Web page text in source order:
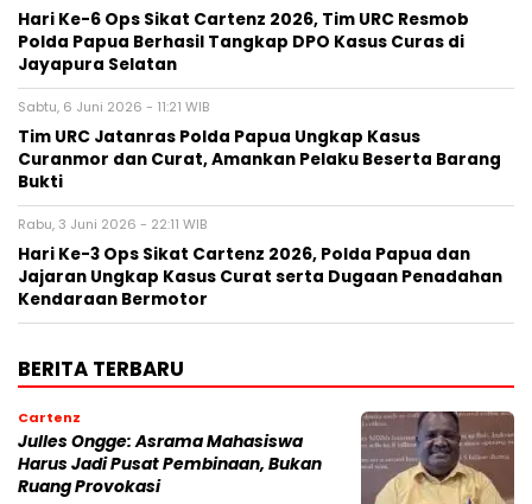
Hari Ke-6 Ops Sikat Cartenz 2026, Tim URC Resmob
Polda Papua Berhasil Tangkap DPO Kasus Curas di
Jayapura Selatan
Sabtu, 6 Juni 2026 - 11:21 WIB
Tim URC Jatanras Polda Papua Ungkap Kasus
Curanmor dan Curat, Amankan Pelaku Beserta Barang
Bukti
Rabu, 3 Juni 2026 - 22:11 WIB
Hari Ke-3 Ops Sikat Cartenz 2026, Polda Papua dan
Jajaran Ungkap Kasus Curat serta Dugaan Penadahan
Kendaraan Bermotor
BERITA TERBARU
Cartenz
Julles Ongge: Asrama Mahasiswa
Harus Jadi Pusat Pembinaan, Bukan
Ruang Provokasi